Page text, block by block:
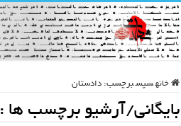
خانه سپس برچسب: دادستان
بایگانی/آرشیو برچسب ها :